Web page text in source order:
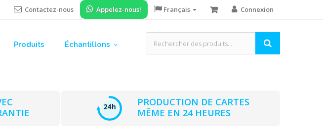
Connexion
Français
Contactez-nous Appelez-nous!
Produits Échantillons
PRODUCTION DE CARTES
MÊME EN 24 HEURES